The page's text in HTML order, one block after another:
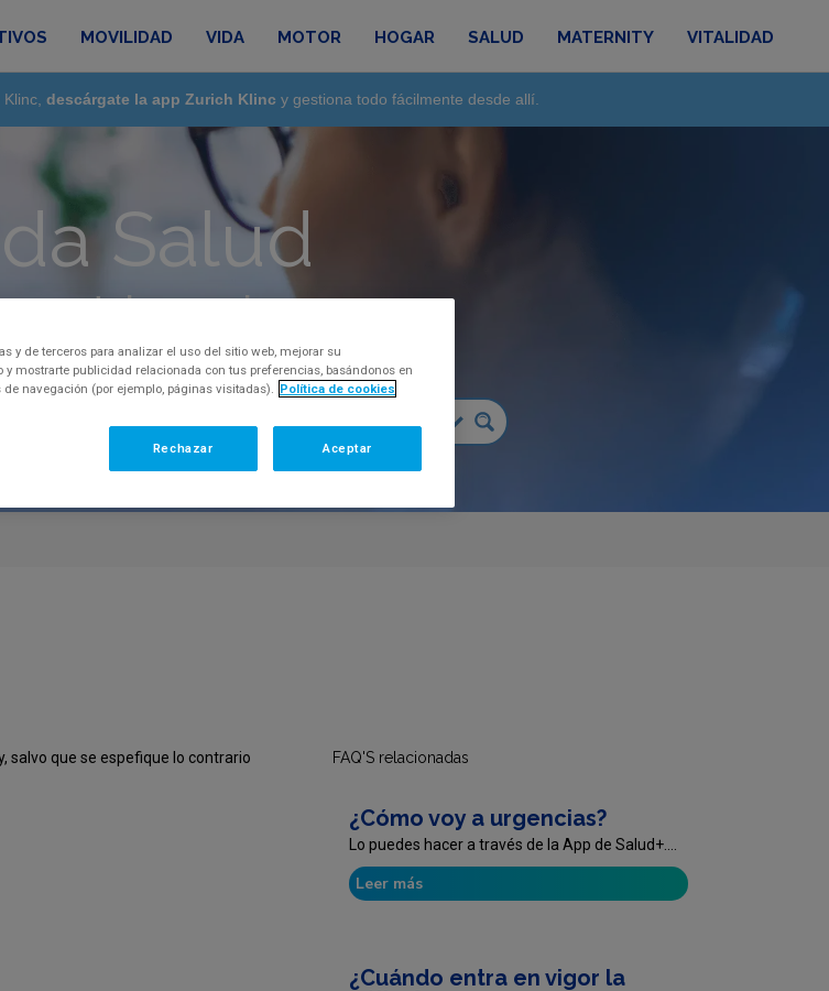
MOVILIDAD VIDA MOTOR HOGAR SALUD MATERNITY VITALIDAD
descárgate la app Zurich Klinc y gestiona todo fácilmente desde allí.
Salud
lo que quieras
salvo que se espefique lo contrario
FAQ'S relacionadas
¿Cómo voy a urgencias?
Lo puedes hacer a través de la App de Salud+....
Leer más
¿Cuándo entra en vigor la
y de terceros para analizar el uso del sitio web, mejorar su
mostrarte publicidad relacionada con tus preferencias, basándonos en
navegación (por ejemplo, páginas visitadas).
Política de cookies
Rechazar Aceptar